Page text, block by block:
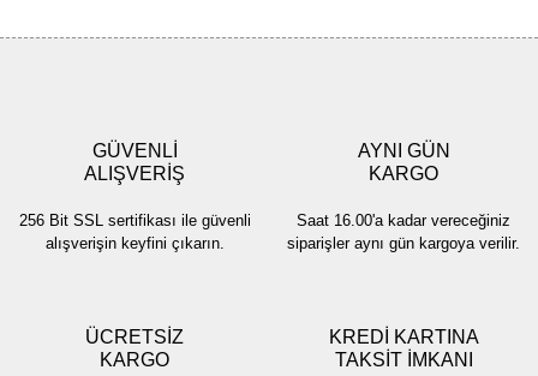
GÜVENLİ
ALIŞVERİŞ
256 Bit SSL sertifikası ile güvenli
alışverişin keyfini çıkarın.
AYNI GÜN
KARGO
Saat 16.00'a kadar vereceğiniz
siparişler aynı gün kargoya verilir.
ÜCRETSİZ
KARGO
KREDİ KARTINA
TAKSİT İMKANI